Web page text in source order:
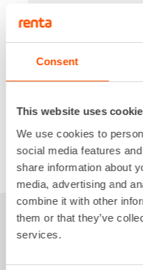
Consent
This website uses
We use cookies to
social media features
share information about
media, advertising and
combine it with other
them or that they’ve
services.
6.8 kg
Ensimmäinen pv
Seuraavat pv ?
Alv 0 %
VUOKRAA
Sinua